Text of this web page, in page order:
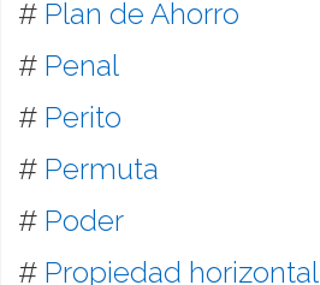
# Plan de Ahorro
# Penal
# Perito
# Permuta
# Poder
# Propiedad horizontal